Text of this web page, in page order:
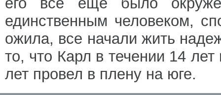
единственным человеком,
ожила, все начали жить
то, что Карл в течении 14
лет провел в плену на юге.